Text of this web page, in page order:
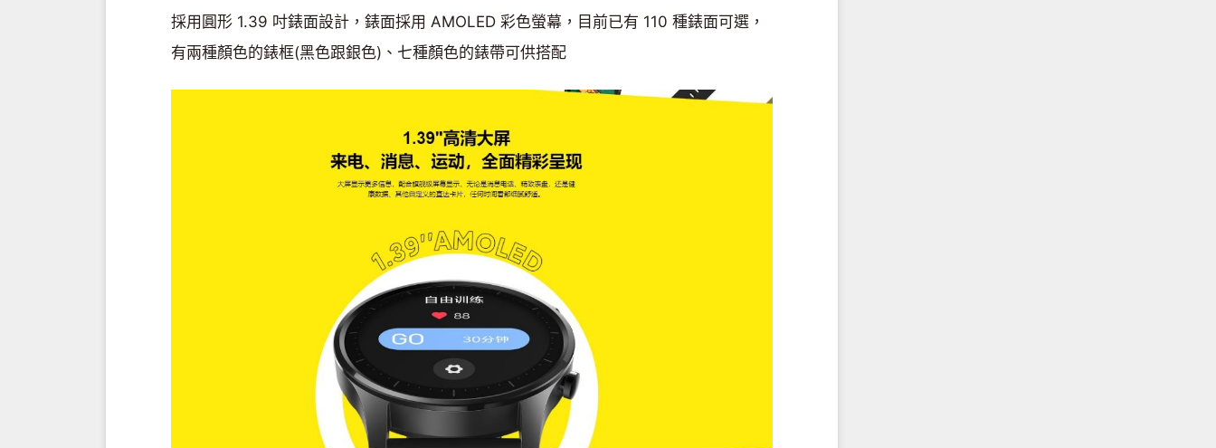
採用圓形 1.39 吋錶面設計，錶面採用 AMOLED 彩色螢幕，目前已有 110 種錶面可選，
有兩種顏色的錶框(黑色跟銀色)、七種顏色的錶帶可供搭配